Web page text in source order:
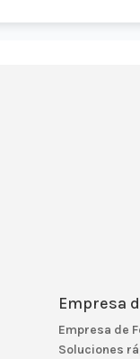
Empresa
Empresa de
Soluciones